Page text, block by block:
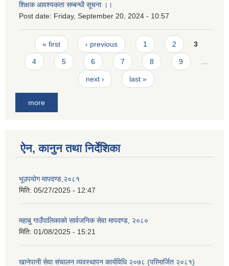
शिक्षक आवश्यकता सम्बन्धी सूचना ।।
Post date: Friday, September 20, 2024 - 10:57
Pages
« first ‹ previous 1 2 3
4 5 6 7 8 9
next › last »
more
ऐन, कानुन तथा निर्देशिका
भूउपयोग मापदण्ड,२०८१
मिति: 05/27/2025 - 12:47
महाबु गाउँपालिकाको सार्वजनिक सेवा मापदण्ड, २०८०
मिति: 01/08/2025 - 15:21
खानेपानी सेवा संचालन व्यवस्थापन कार्यविधि २०७८ (परिमार्जित २०८१)